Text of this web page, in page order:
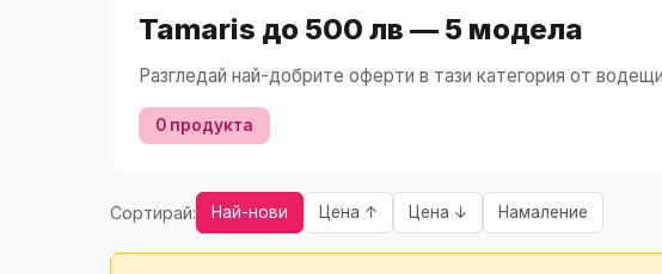
Tamaris до 500 лв — 5 модела
Разгледай най-добрите оферти в тази категория от
0 продукта
Сортирай: Най-нови Цена ↑ Цена ↓ Намаление